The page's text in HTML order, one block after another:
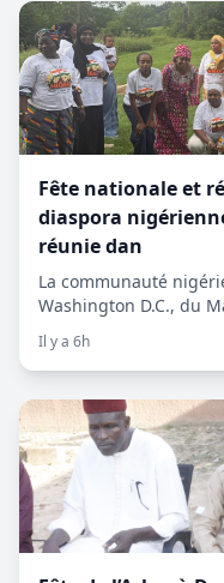
Fête nationale et
diaspora
réunie dan
La communauté
Washington D.C., du
Il y a 6h